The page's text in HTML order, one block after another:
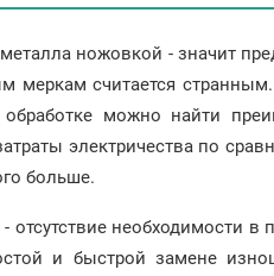
ножовкой - значит
меркам считается
обработке можно найти
электричества по
больше.
отсутствие необходимости в
и быстрой замене